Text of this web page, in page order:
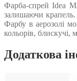
Фарба-спрей Idea
залишаючи крапель.
Фарбу в аерозолі
кольорів, блискучі,
Додаткова